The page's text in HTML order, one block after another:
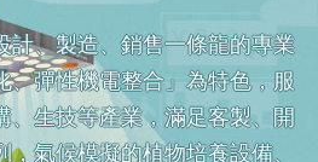
計、製造、銷售一條龍的專業
、彈性機電整合」為特色，服
、生技等產業，滿足客製、開
氣候模擬的植物培養設備、